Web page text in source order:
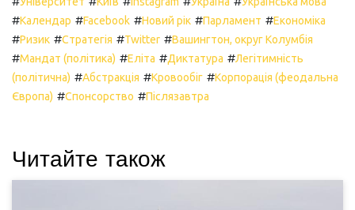
#Календар #Facebook #Новий рік #Парламент #Економіка
#Ризик #Стратегія #Twitter #Вашингтон, округ Колумбія
#Мандат (політика) #Еліта #Диктатура #Легітимність
(політична) #Абстракція #Кровообіг #Корпорація (феодальна
Європа) #Спонсорство #Післязавтра
Читайте також